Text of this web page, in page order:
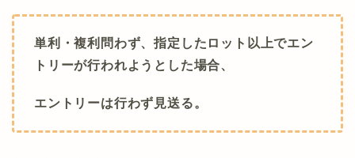
単利・複利問わず、指定したロット以上でエン
トリーが行われようとした場合、
エントリーは行わず見送る。